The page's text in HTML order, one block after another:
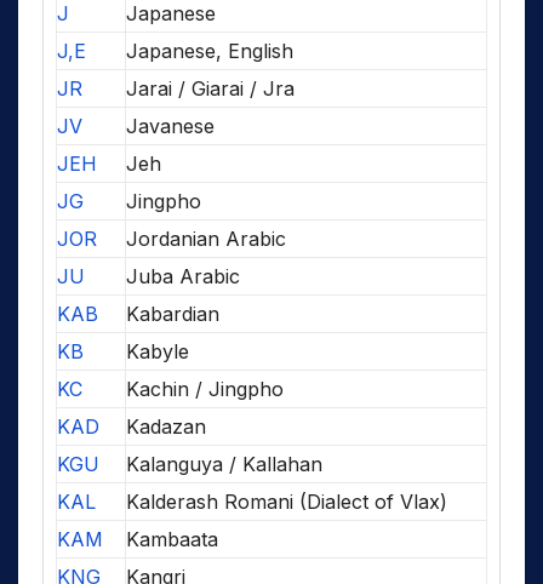
J
Japanese
J,E
Japanese, English
JR
Jarai / Giarai / Jra
JV
Javanese
JEH
Jeh
JG
Jingpho
JOR
Jordanian Arabic
JU
Juba Arabic
KAB
Kabardian
KB
Kabyle
KC
Kachin / Jingpho
KAD
Kadazan
KGU
Kalanguya / Kallahan
KAL
Kalderash Romani (Dialect of Vlax)
KAM
Kambaata
KNG
Kangri